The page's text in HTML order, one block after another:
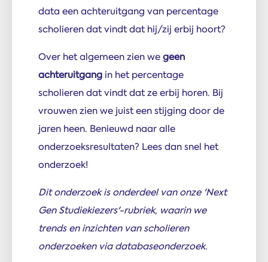
data een achteruitgang van percentage
scholieren dat vindt dat hij/zij erbij hoort?
Over het algemeen zien wegeen
achteruitgang in het percentage
scholieren dat vindt dat ze erbij horen. Bij
vrouwen zien we juist een stijging door de
jaren heen. Benieuwd naar alle
onderzoeksresultaten? Lees dan snel het
onderzoek!
Dit onderzoek is onderdeel van onze 'Next
Gen Studiekiezers'-rubriek, waarin we
trends en inzichten van scholieren
onderzoeken via databaseonderzoek.